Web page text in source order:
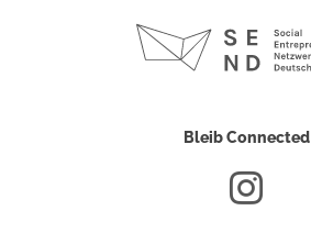
Bleib Connected